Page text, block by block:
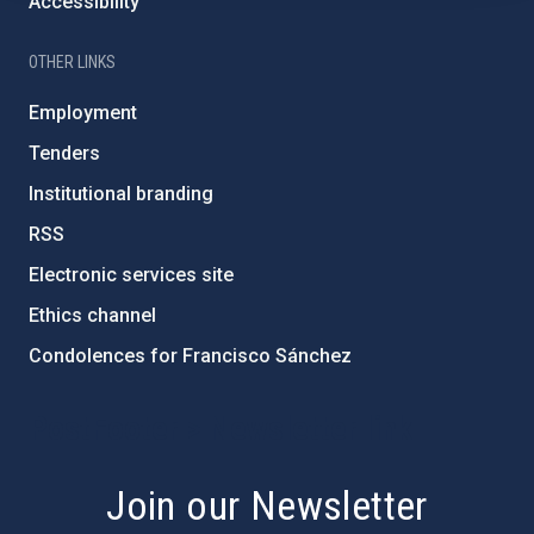
OTHER LINKS
Employment
Tenders
Institutional branding
RSS
Electronic services site
Ethics channel
Condolences for Francisco Sánchez
Join our Newsletter